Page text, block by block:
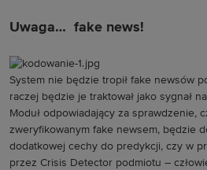
Uwaga… fake news!
System nie będzie tropił fake newsów
raczej będzie je traktował jako sygnał
Moduł odpowiadający za sprawdzenie,
zweryfikowanym fake newsem, będzie
dodatkowej cechy do predykcji, czy w
przez Crisis Detector podmiotu –